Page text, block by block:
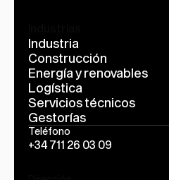
Industria
Construcción
Energía y renovables
Logística
Servicios técnicos
Gestorías
Teléfono
+34 711 26 03 09